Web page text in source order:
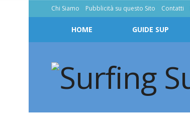
Chi Siamo Pubblicità su questo Sito Contatti
HOME GUIDE SUP